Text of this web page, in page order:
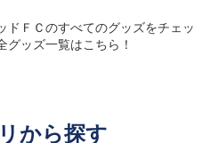
ドＦＣのすべてのグッズをチェッ
グッズ一覧はこちら！
から探す